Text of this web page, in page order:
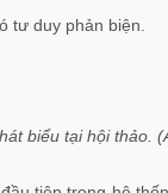
tư duy phản biện.
biểu tại hội thảo.